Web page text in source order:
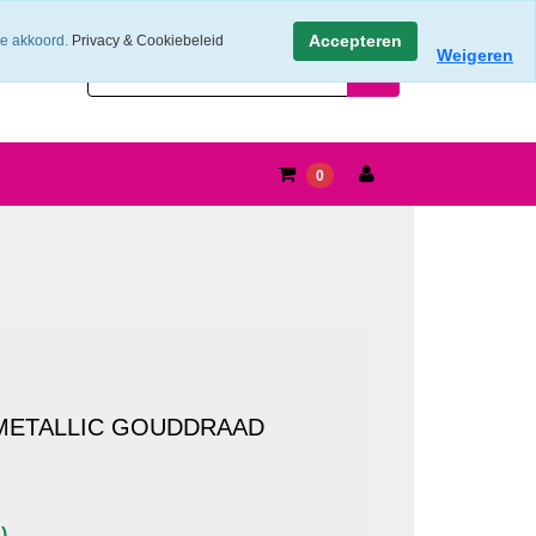
0
GOUDDRAAD
akkoord. Privacy & Cookiebeleid Accepteren
Weigeren